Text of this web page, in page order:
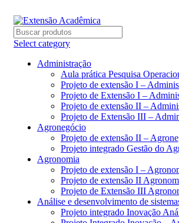
Select category
Administração
Aula prática Pesquisa
Projeto de extensão I –
Projeto de Extensão I –
Projeto de extensão II –
Projeto de Extensão III –
Agronegócio
Projeto de extensão II –
Projeto integrado Gestão do
Agronomia
Projeto de extensão I –
Projeto de extensão II
Projeto de Extensão III
Análise e desenvolvimento de
Projeto integrado Inovação